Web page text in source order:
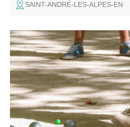
SAINT-ANDRÉ-LES-ALPES-EN
A not-to-be-missed event in
bouliste, this competition attracts
provençal enthusiasts for 6 days.